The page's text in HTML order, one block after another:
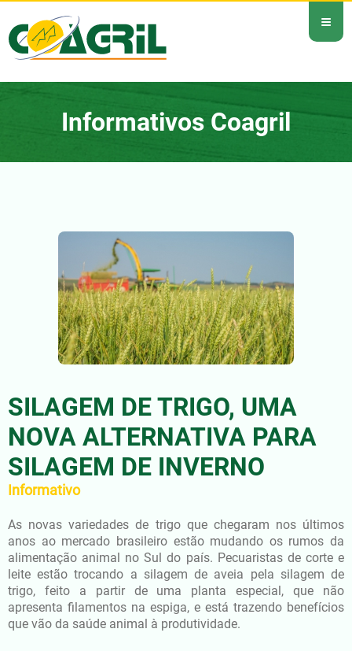
≡
Informativos Coagril
SILAGEM DE TRIGO, UMA
NOVA ALTERNATIVA PARA
SILAGEM DE INVERNO
Informativo
As novas variedades de trigo que chegaram nos últimos
anos ao mercado brasileiro estão mudando os rumos da
alimentação animal no Sul do país. Pecuaristas de corte e
leite estão trocando a silagem de aveia pela silagem de
trigo, feito a partir de uma planta especial, que não
apresenta filamentos na espiga, e está trazendo benefícios
que vão da saúde animal à produtividade.